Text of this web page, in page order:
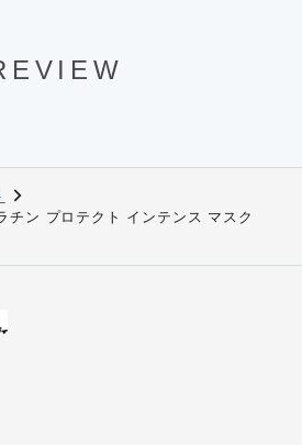
チン プロテクト インテンス マスク